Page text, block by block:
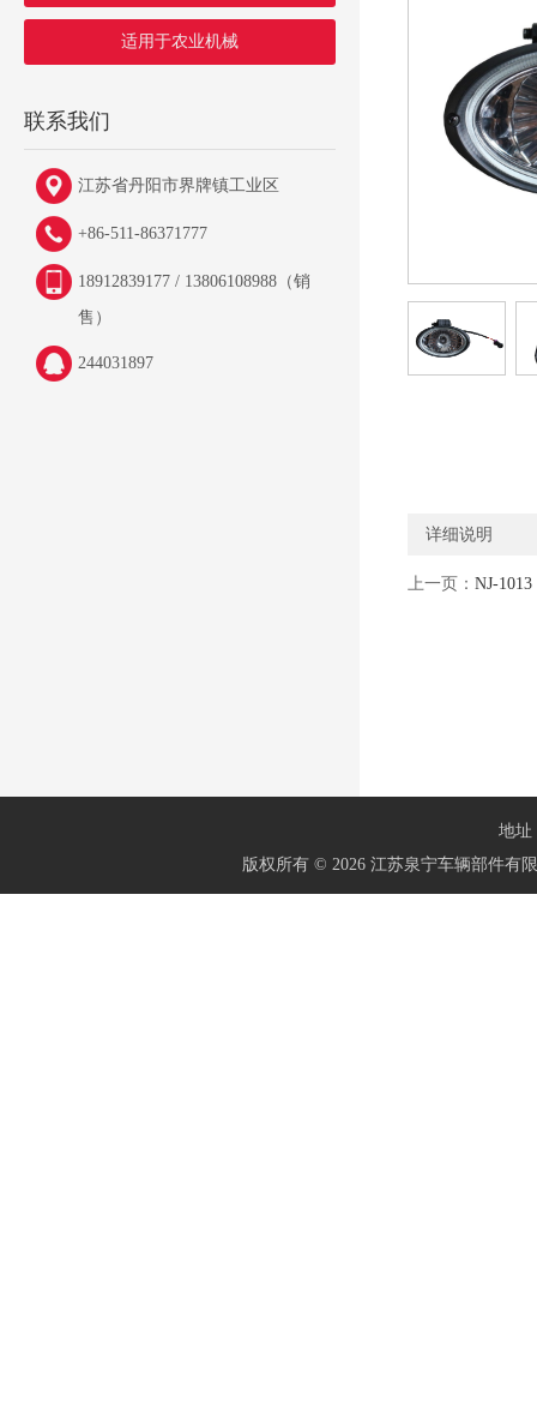
适用于农业机械
联系我们
江苏省丹阳市界牌镇工业区
+86-511-86371777
18912839177 / 13806108988（销
售）
244031897
详细说明
上一页： NJ-
地址
版权所有 © 2026 江苏泉宁车辆部件有